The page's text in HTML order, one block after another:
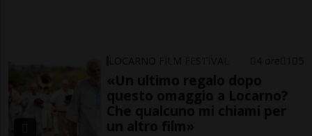
LOCARNO FILM FESTIVAL 4 ore 1 5
«Un ultimo regalo dopo
questo omaggio a Locarno?
Che qualcuno mi chiami per
un altro film»